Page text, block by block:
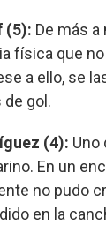
(5): De más
física que
a ello, se
gol.
(4): Uno
En un
no pudo
en la